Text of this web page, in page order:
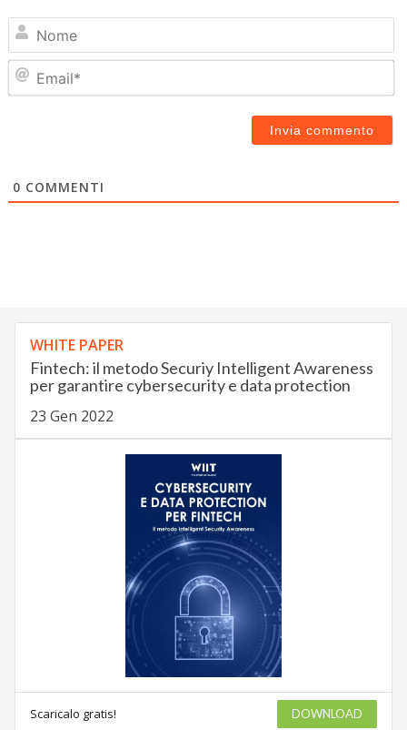
0 COMMENTI
WHITE PAPER
Fintech: il metodo Securiy Intelligent Awareness
per garantire cybersecurity e data protection
23 Gen 2022
Scaricalo gratis! DOWNLOAD